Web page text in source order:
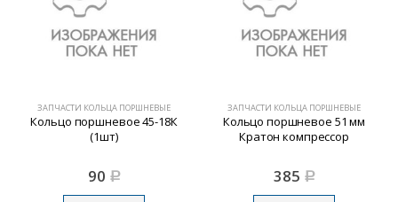
ЗАПЧАСТИ КОЛЬЦА ПОРШНЕВЫЕ
Кольцо поршневое 45-18К
(1шт)
90 Р
ЗАПЧАСТИ КОЛЬЦА ПОРШНЕВЫЕ
Кольцо поршневое 51 мм
Кратон компрессор
385 Р